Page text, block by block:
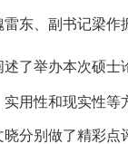
东、副书记梁作
述了举办本次硕士
实用性和现实性
分别做了精彩点